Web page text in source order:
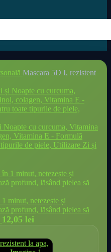
Mascara 5D I, rezistent
cu curcuma, Vitamina
Vitamina E - Formulă
de piele, Utilizare Zi și
minut, netezește și
profund, lăsând pielea să
12,05 lei